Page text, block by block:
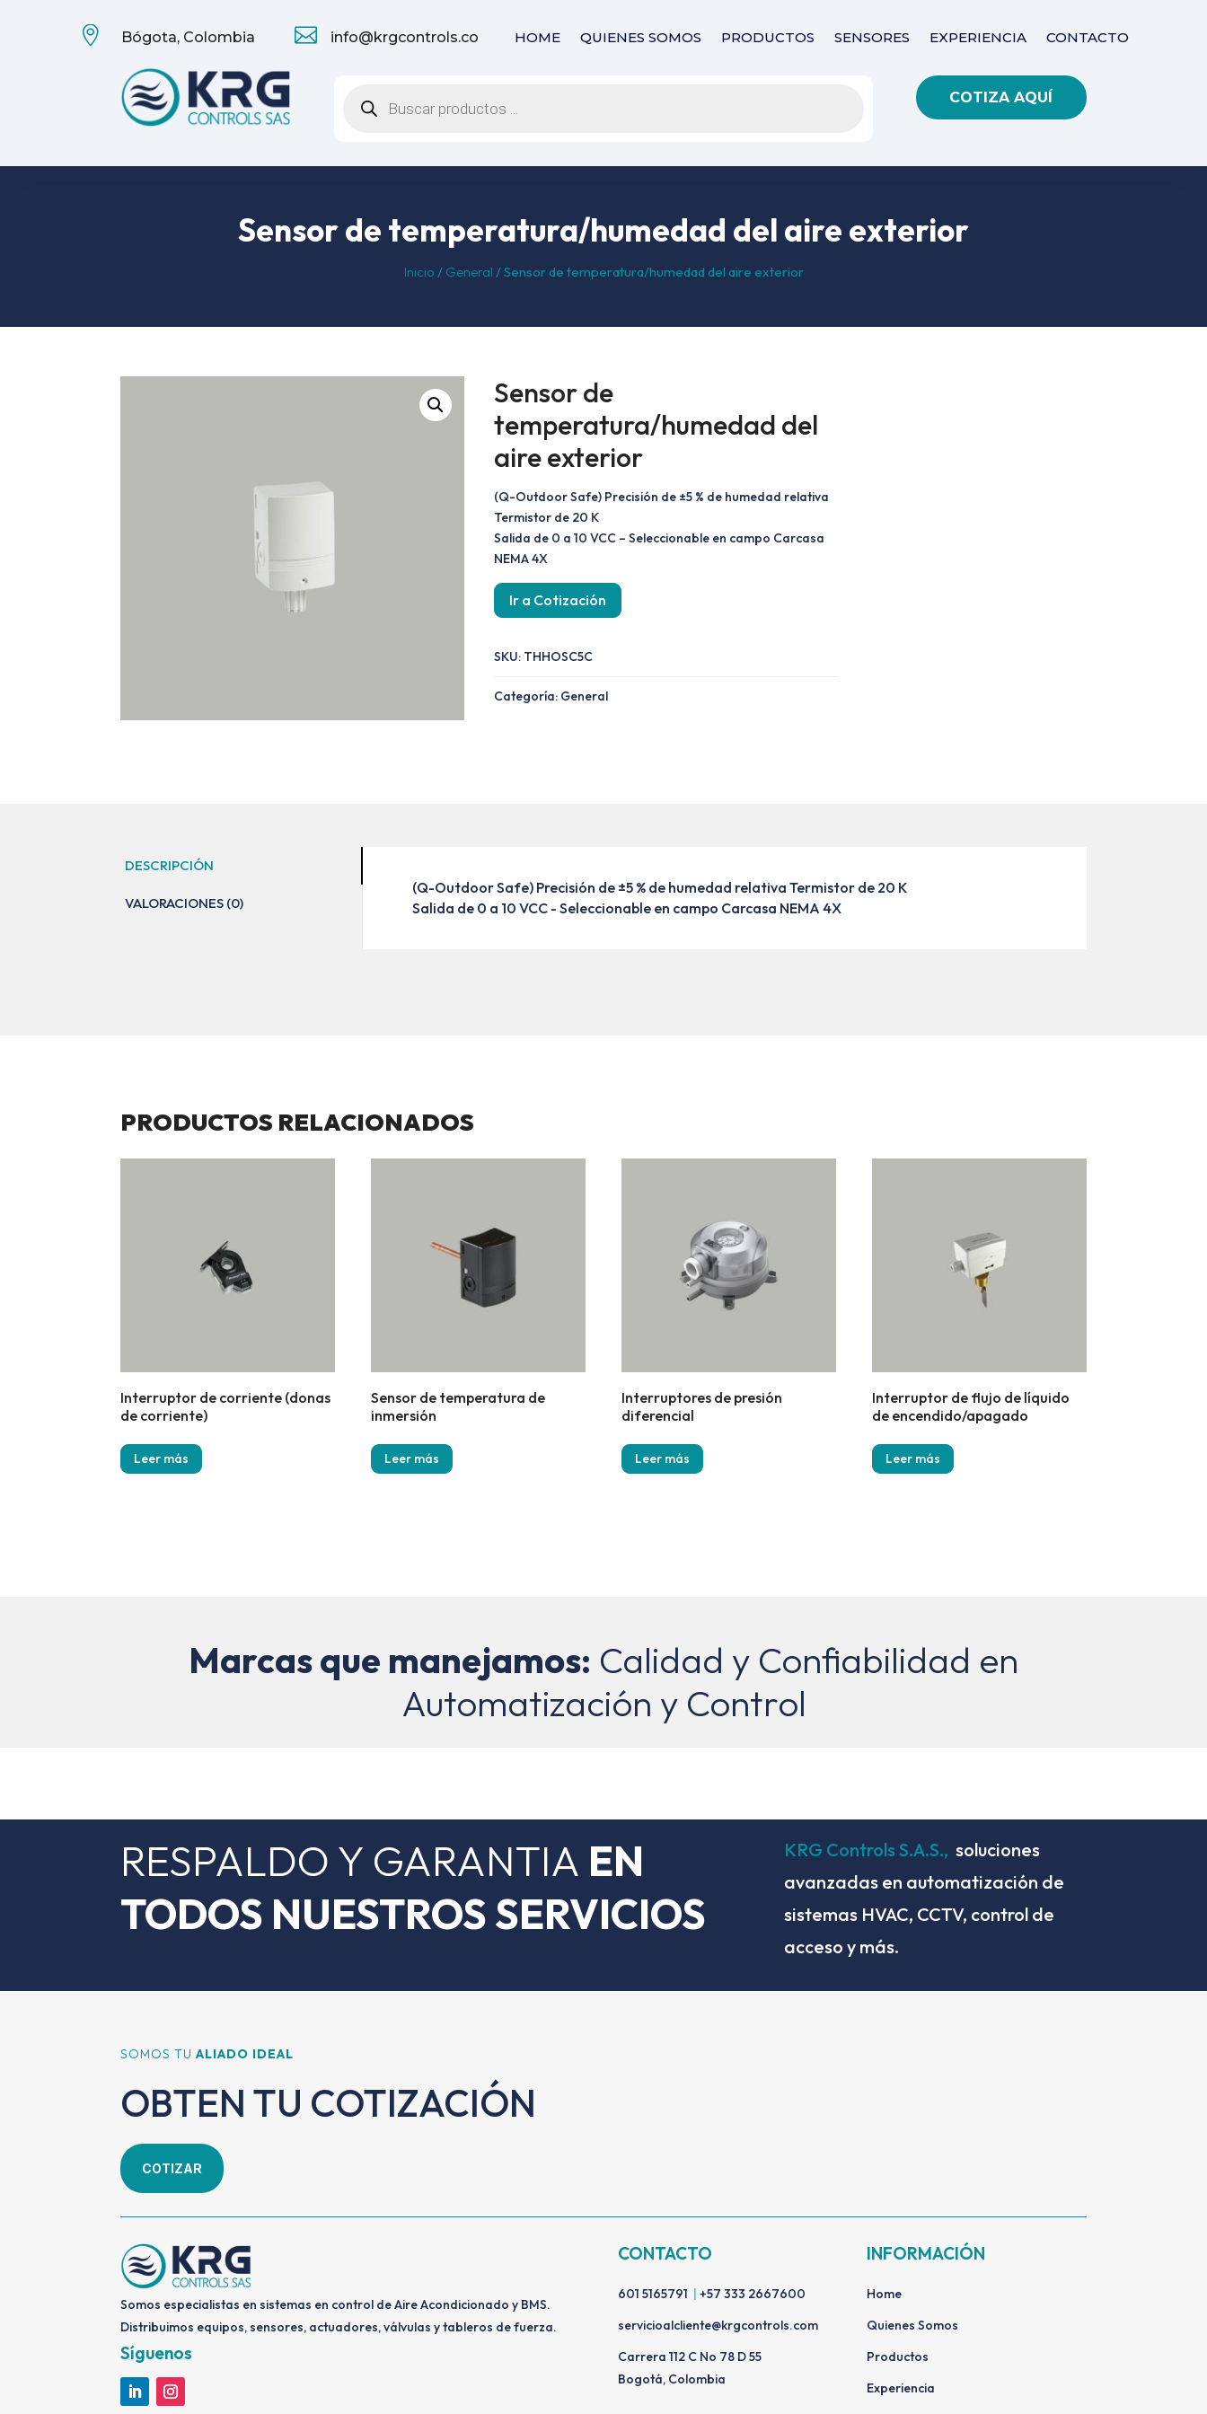
 Bógota, Colombia  info@krgcontrols.com HOME QUIENES SOMOS PRODUCTOS SENSORES EXPERIENCIA CONTACTO
productos
COTIZA AQUÍ
Sensor de temperatura/humedad del aire exterior
Inicio / General / Sensor de temperatura/humedad del aire exterior
Sensor de
temperatura/humedad del
aire exterior
(Q-Outdoor Safe) Precisión de ±5 % de humedad relativa
Termistor de 20 K
Salida de 0 a 10 VCC – Seleccionable en campo Carcasa
NEMA 4X
Ir a Cotización
SKU: THHOSC5C
Categoría: General
DESCRIPCIÓN
VALORACIONES (0)
(Q-Outdoor Safe) Precisión de ±5 % de humedad relativa Termistor de 20 K
Salida de 0 a 10 VCC - Seleccionable en campo Carcasa NEMA 4X
PRODUCTOS RELACIONADOS
Interruptor de corriente (donas
de corriente)
Leer más
Sensor de temperatura de
inmersión
Leer más
Interruptores de presión
diferencial
Leer más
Interruptor de flujo de líquido
de encendido/apagado
Leer más
Marcas que manejamos: Calidad y Confiabilidad en
Automatización y Control
RESPALDO Y GARANTIA EN
TODOS NUESTROS SERVICIOS
KRG Controls S.A.S., soluciones
avanzadas en automatización de
sistemas HVAC, CCTV, control de
acceso y más.
SOMOS TUALIADO IDEAL
OBTEN TU COTIZACIÓN
COTIZAR
Somos especialistas en sistemas en control de Aire Acondicionado y BMS.
Distribuimos equipos, sensores, actuadores, válvulas y tableros de fuerza.
Síguenos
CONTACTO
601 5165791 |+57 333 2667600
servicioalcliente@krgcontrols.com
Carrera 112 C No 78 D 55
Bogotá, Colombia
INFORMACIÓN
Home
Quienes Somos
Productos
Experiencia